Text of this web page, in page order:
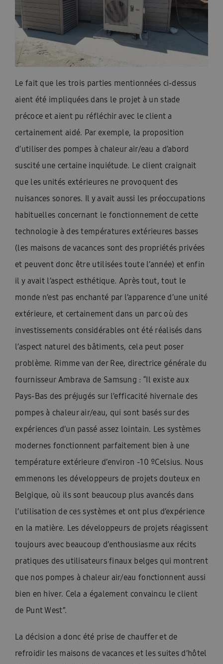
Le fait que les trois parties mentionnées ci-dessus
aient été impliquées dans le projet à un stade
précoce et aient pu réfléchir avec le client a
certainement aidé. Par exemple, la proposition
d’utiliser des pompes à chaleur air/eau a d’abord
suscité une certaine inquiétude. Le client craignait
que les unités extérieures ne provoquent des
nuisances sonores. Il y avait aussi les préoccupations
habituelles concernant le fonctionnement de cette
technologie à des températures extérieures basses
(les maisons de vacances sont des propriétés privées
et peuvent donc être utilisées toute l’année) et enfin
il y avait l’aspect esthétique. Après tout, tout le
monde n’est pas enchanté par l’apparence d’une unité
extérieure, et certainement dans un parc où des
investissements considérables ont été réalisés dans
l’aspect naturel des bâtiments, cela peut poser
problème. Rimme van der Ree, directrice générale du
fournisseur Ambrava de Samsung : “Il existe aux
Pays-Bas des préjugés sur l’efficacité hivernale des
pompes à chaleur air/eau, qui sont basés sur des
expériences d’un passé assez lointain. Les systèmes
modernes fonctionnent parfaitement bien à une
température extérieure d’environ -10 ºCelsius. Nous
emmenons les développeurs de projets douteux en
Belgique, où ils sont beaucoup plus avancés dans
l’utilisation de ces systèmes et ont plus d’expérience
en la matière. Les développeurs de projets réagissent
toujours avec beaucoup d’enthousiasme aux récits
pratiques des utilisateurs finaux belges qui montrent
que nos pompes à chaleur air/eau fonctionnent aussi
bien en hiver. Cela a également convaincu le client
de Punt West”.
La décision a donc été prise de chauffer et de
refroidir les maisons de vacances et les suites d’hôtel